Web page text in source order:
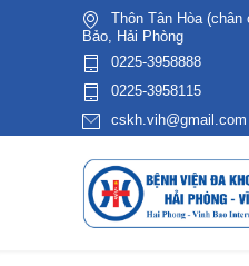
Thôn Tân Hòa
Bảo, Hải Phòng
0225-3958888
0225-3958115
cskh.vih@gmail.com